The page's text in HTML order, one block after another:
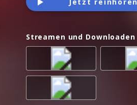
Streamen und Downloaden